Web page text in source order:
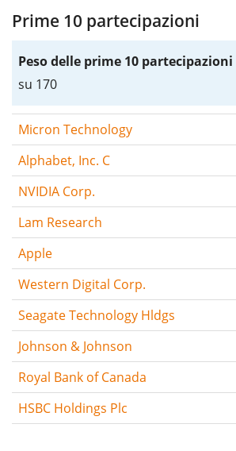
Prime 10 partecipazioni
Peso delle prime 10 partecipazioni
su 170
Micron Technology
Alphabet, Inc. C
NVIDIA Corp.
Lam Research
Apple
Western Digital Corp.
Seagate Technology Hldgs
Johnson & Johnson
Royal Bank of Canada
HSBC Holdings Plc